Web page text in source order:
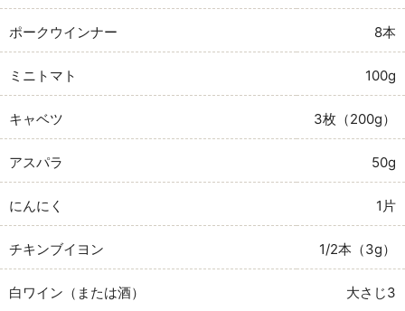
ポークウインナー 8本
ミニトマト 100g
キャベツ 3枚（200g）
アスパラ 50g
にんにく 1片
チキンブイヨン 1/2本（3g）
白ワイン（または酒） 大さじ3